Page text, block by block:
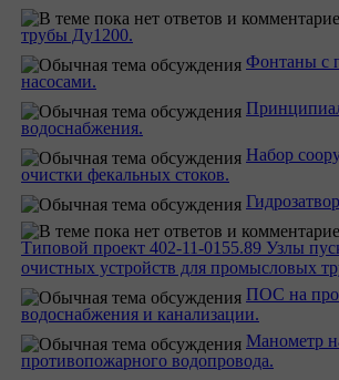
трубы Ду1200.
Фонтаны с
насосами.
водоснабжения.
Набор
очистки фекальных стоков.
Типовой проект 402-11-0155.89 Узлы
очистных устройств для промысловых
ПОС на
водоснабжения и канализации.
Манометр
противопожарного водопровода.